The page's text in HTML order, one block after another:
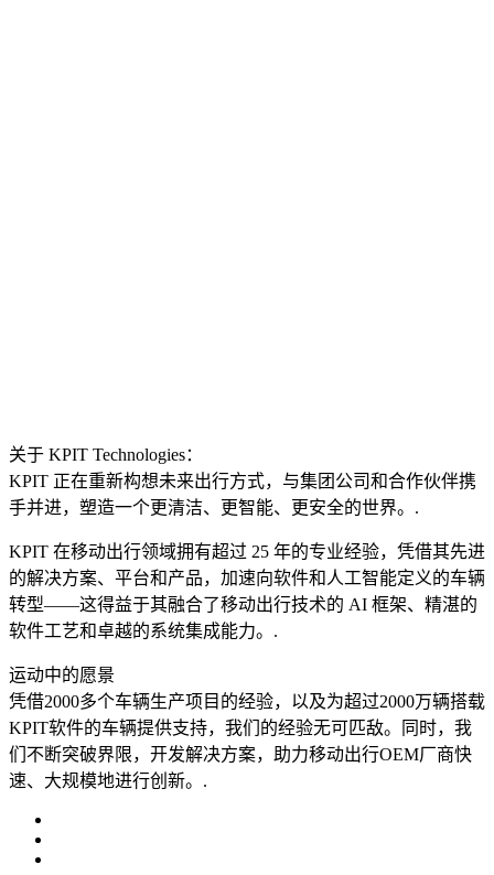
关于 KPIT Technologies：
KPIT 正在重新构想未来出行方式，与集团公司和合作伙伴携
手并进，塑造一个更清洁、更智能、更安全的世界。.
KPIT 在移动出行领域拥有超过 25 年的专业经验，凭借其先进
的解决方案、平台和产品，加速向软件和人工智能定义的车辆
转型——这得益于其融合了移动出行技术的 AI 框架、精湛的
软件工艺和卓越的系统集成能力。.
运动中的愿景
凭借2000多个车辆生产项目的经验，以及为超过2000万辆搭载
KPIT软件的车辆提供支持，我们的经验无可匹敌。同时，我
们不断突破界限，开发解决方案，助力移动出行OEM厂商快
速、大规模地进行创新。.